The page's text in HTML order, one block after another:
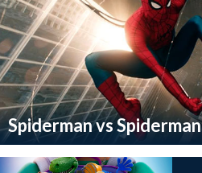
Spiderman vs Spiderman